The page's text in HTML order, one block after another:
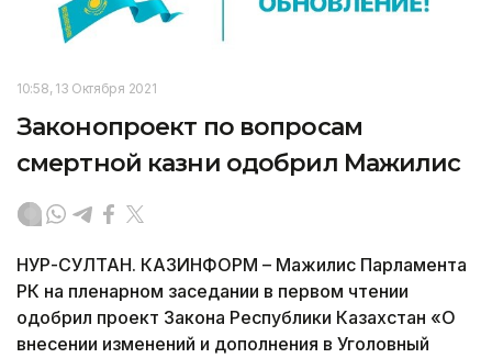
10:58, 13 Октября 2021
Законопроект по вопросам
смертной казни одобрил Мажилис
НУР-СУЛТАН. КАЗИНФОРМ – Мажилис Парламента
РК на пленарном заседании в первом чтении
одобрил проект Закона Республики Казахстан «О
внесении изменений и дополнения в Уголовный